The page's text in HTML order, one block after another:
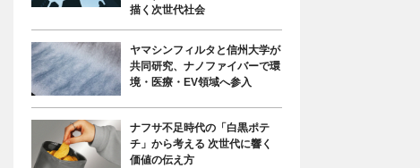
描く次世代社会
ヤマシンフィルタと信州大学が
共同研究、ナノファイバーで環
境・医療・EV領域へ参入
ナフサ不足時代の「白黒ポテ
チ」から考える 次世代に響く
価値の伝え方